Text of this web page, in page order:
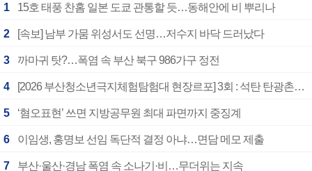
1 15호 태풍 찬홈 일본 도쿄 관통할 듯…동해안에 비 뿌리나
2 [속보] 남부 가뭄 위성서도 선명…저수지 바닥 드러났다
3 까마귀 탓?…폭염 속 부산 북구 986가구 정전
4 [2026 부산청소년극지체험탐험대 현장르포] 3회 : 석탄 탄광촌에서 북극 연구의 중심지로
5 ‘혐오표현’ 쓰면 지방공무원 최대 파면까지 중징계
6 이임생, 홍명보 선임 독단적 결정 아냐…면담 메모 제출
7 부산·울산·경남 폭염 속 소나기·비…무더위는 지속